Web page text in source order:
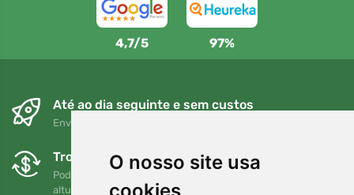
O nosso site usa
4,7/5 97%
Até ao dia seguinte e sem custos
Envio gratuito para encomendas superiores a 80 EUR
Trocas e devoluções gratuitas
Pode devolver ou trocar a sua encomenda em qualquer
altura no prazo de 90 dias